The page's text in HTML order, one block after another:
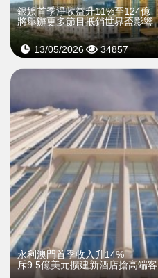
銀娛首季淨收益升11%至124億
將舉辦更多節目抵銷世界盃影響
13/05/2026 34857
永利澳門首季收入升14%
斥9.5億美元擴建新酒店搶高端客